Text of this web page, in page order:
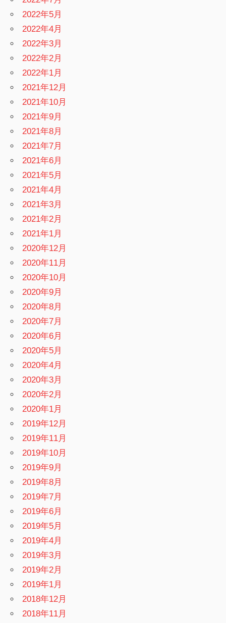
2022年5月
2022年4月
2022年3月
2022年2月
2022年1月
2021年12月
2021年10月
2021年9月
2021年8月
2021年7月
2021年6月
2021年5月
2021年4月
2021年3月
2021年2月
2021年1月
2020年12月
2020年11月
2020年10月
2020年9月
2020年8月
2020年7月
2020年6月
2020年5月
2020年4月
2020年3月
2020年2月
2020年1月
2019年12月
2019年11月
2019年10月
2019年9月
2019年8月
2019年7月
2019年6月
2019年5月
2019年4月
2019年3月
2019年2月
2019年1月
2018年12月
2018年11月